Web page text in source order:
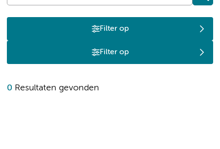
Filter op
Filter op
0 Resultaten gevonden